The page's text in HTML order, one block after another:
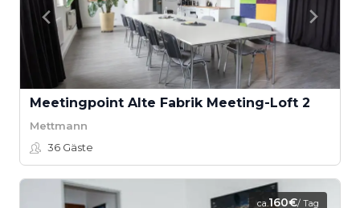
Meetingpoint Alte Fabrik Meeting-Loft 2
Mettmann
36 Gäste
ca.160€/ Tag